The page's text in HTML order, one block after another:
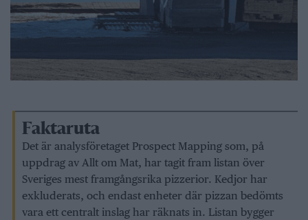
Faktaruta
Det är analysföretaget Prospect Mapping som, på
uppdrag av Allt om Mat, har tagit fram listan över
Sveriges mest framgångsrika pizzerior. Kedjor har
exkluderats, och endast enheter där pizzan bedömts
vara ett centralt inslag har räknats in. Listan bygger